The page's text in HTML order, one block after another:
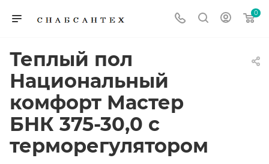
0
Теплый пол
Национальный
комфорт Мастер
БНК 375-30,0 c
терморегулятором